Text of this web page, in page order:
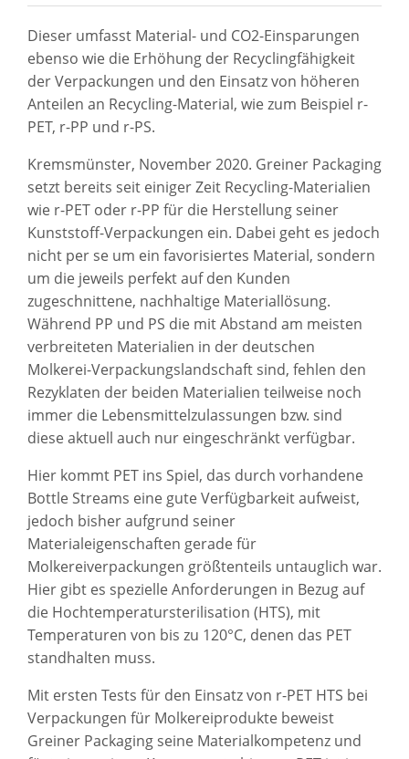
Dieser umfasst Material- und CO2-Einsparungen
ebenso wie die Erhöhung der Recyclingfähigkeit
der Verpackungen und den Einsatz von höheren
Anteilen an Recycling-Material, wie zum Beispiel r-
PET, r-PP und r-PS.
Kremsmünster, November 2020. Greiner Packaging
setzt bereits seit einiger Zeit Recycling-Materialien
wie r-PET oder r-PP für die Herstellung seiner
Kunststoff-Verpackungen ein. Dabei geht es jedoch
nicht per se um ein favorisiertes Material, sondern
um die jeweils perfekt auf den Kunden
zugeschnittene, nachhaltige Materiallösung.
Während PP und PS die mit Abstand am meisten
verbreiteten Materialien in der deutschen
Molkerei-Verpackungslandschaft sind, fehlen den
Rezyklaten der beiden Materialien teilweise noch
immer die Lebensmittelzulassungen bzw. sind
diese aktuell auch nur eingeschränkt verfügbar.
Hier kommt PET ins Spiel, das durch vorhandene
Bottle Streams eine gute Verfügbarkeit aufweist,
jedoch bisher aufgrund seiner
Materialeigenschaften gerade für
Molkereiverpackungen größtenteils untauglich war.
Hier gibt es spezielle Anforderungen in Bezug auf
die Hochtemperatursterilisation (HTS), mit
Temperaturen von bis zu 120°C, denen das PET
standhalten muss.
Mit ersten Tests für den Einsatz von r-PET HTS bei
Verpackungen für Molkereiprodukte beweist
Greiner Packaging seine Materialkompetenz und